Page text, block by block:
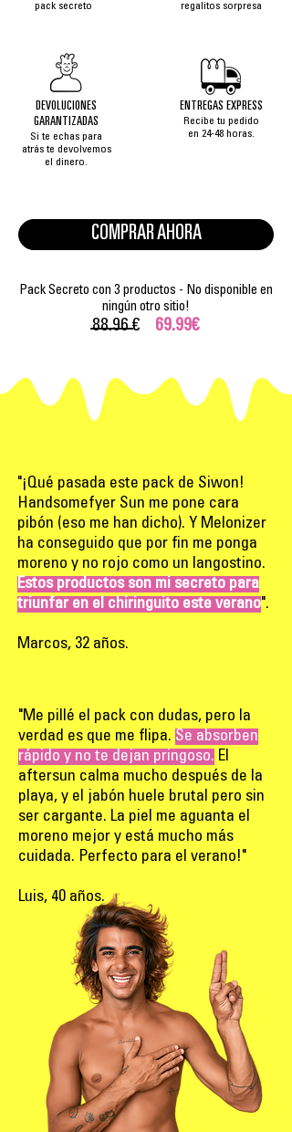
pack secreto
DEVOLUCIONES
GARANTIZADAS
Si te echas para
atrás te devolvemos
el dinero.
regalitos sorpresa
ENTREGAS EXPRESS
Recibe tu pedido
en 24-48 horas.
COMPRAR AHORA
Pack Secreto con 3 productos - No disponible en
ningún otro sitio!
88.96 € 69.99€
"¡Qué pasada este pack de Siwon!
Handsomefyer Sun me pone cara
pibón (eso me han dicho). Y Melonizer
ha conseguido que por fin me ponga
moreno y no rojo como un langostino.
Estos productos son mi secreto para
triunfar en el chiringuito este verano".
Marcos, 32 años.
"Me pillé el pack con dudas, pero la
verdad es que me flipa. Se absorben
rápido y no te dejan pringoso. El
aftersun calma mucho después de la
playa, y el jabón huele brutal pero sin
ser cargante. La piel me aguanta el
moreno mejor y está mucho más
cuidada. Perfecto para el verano!"
Luis, 40 años.